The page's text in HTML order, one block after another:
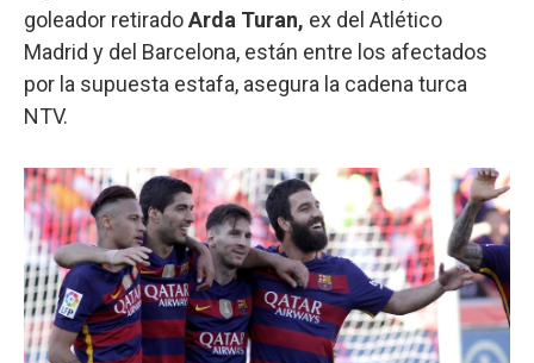
goleador retiradoArda Turan, ex del Atlético
Madrid y del Barcelona, están entre los afectados
por la supuesta estafa, asegura la cadena turca
NTV.